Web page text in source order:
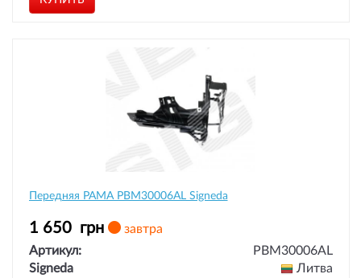
Передняя РАМА PBM30006AL Signeda
1 650 грн
завтра
Артикул:
PBM30006AL
Signeda
Литва